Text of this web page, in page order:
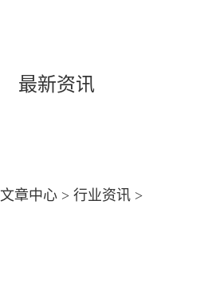
最新资讯
文章中心 > 行业资讯 >